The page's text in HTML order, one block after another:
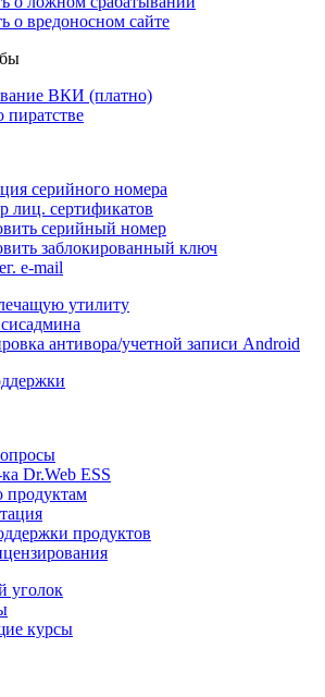
о вредоносном сайте
ВКИ (платно)
пиратстве
серийного номера
лиц. сертификатов
серийный номер
заблокированный ключ
e-mail
утилиту
антивора/учетной записи Android
Dr.Web ESS
продуктам
продуктов
уголок
курсы